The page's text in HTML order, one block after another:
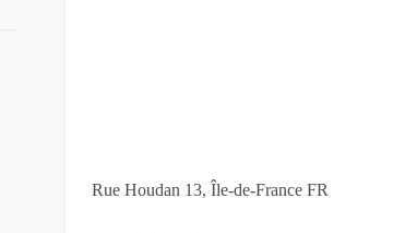
Rue Houdan 13 Île-de-France FR